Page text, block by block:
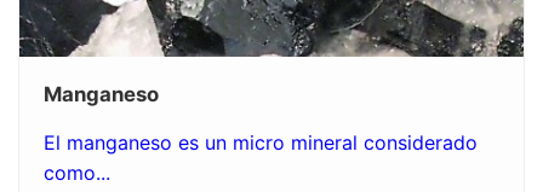
Manganeso
El manganeso es un micro mineral considerado
como...